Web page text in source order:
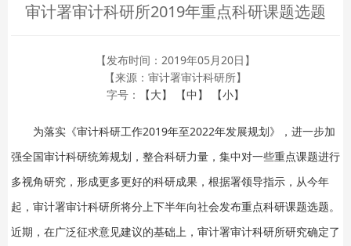
审计署审计科研所2019年重点科研课题选题
【发布时间：2019年05月20日】
【来源：审计署审计科研所】
字号：
【大】 【中】 【小】
为落实《审计科研工作2019年至2022年发展规划》，进一步加
强全国审计科研统筹规划，整合科研力量，集中对一些重点课题进行
多视角研究，形成更多更好的科研成果，根据署领导指示，从今年
起，审计署审计科研所将分上下半年向社会发布重点科研课题选题。
近期，在广泛征求意见建议的基础上，审计署审计科研所研究确定了